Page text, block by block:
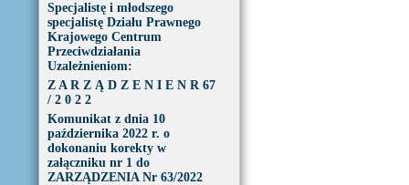
Specjalistę i młodszego
specjalistę Działu Prawnego
Krajowego Centrum
Przeciwdziałania
Uzależnieniom:
Z A R Z Ą D Z E N I E N R 67
/ 2 0 2 2
Komunikat z dnia 10
października 2022 r. o
dokonaniu korekty w
załączniku nr 1 do
ZARZĄDZENIA Nr 63/2022